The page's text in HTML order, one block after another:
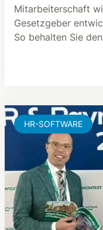
Mitarbeiterschaft
Gesetzgeber
So behalten Sie
HR-SOFTWARE